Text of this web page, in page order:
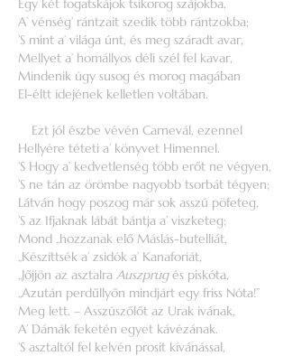
Egy két fogatskájok tsikorog szájokba,
A’ vénség’ rántzait szedik több rántzokba;
’S mint a’ világa únt, és meg száradt avar,
Mellyet a’ homállyos déli szél fel kavar,
Mindenik úgy susog és morog magában
El-éltt idejének kelletlen voltában.
Ezt jól észbe vévén Carnevál, ezennel
Hellyére téteti a’ könyvet Himennel.
’S Hogy a’ kedvetlenség több erőt ne végyen,
’S ne tán az örömbe nagyobb tsorbát tégyen;
Látván hogy poszog már sok asszú pöfeteg,
’S az Ifjaknak lábát bántja a’ viszketeg;
Mond „hozzanak elő Máslás-butelliát,
„Készíttsék a’ zsidók a’ Kanaforiát,
„Jőjjön az asztalra Auszprugés piskóta,
„Azután perdűllyőn mindjárt egy friss Nóta!”
Meg lett. – Asszúszőlőt az Urak ivának,
A’ Dámák feketén egyet kávézának.
’S asztaltól fel kelvén prosit kívánással,